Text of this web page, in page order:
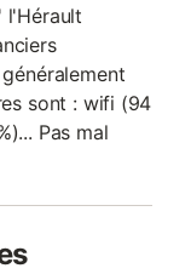
l'Hérault
sont : wifi (94
Pas mal